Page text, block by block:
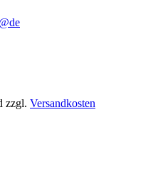
zzgl. Versandkosten